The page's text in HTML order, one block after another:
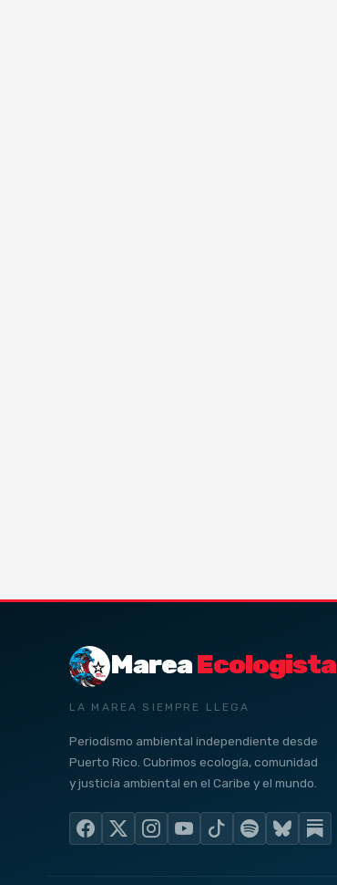
MareaEcologista
LA MAREA SIEMPRE LLEGA
Periodismo ambiental independiente desde
Puerto Rico. Cubrimos ecología, comunidad
y justicia ambiental en el Caribe y el mundo.